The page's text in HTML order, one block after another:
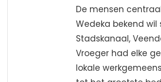
De mensen
Wedeka bekend
Stadskanaal,
Vroeger had elke
lokale